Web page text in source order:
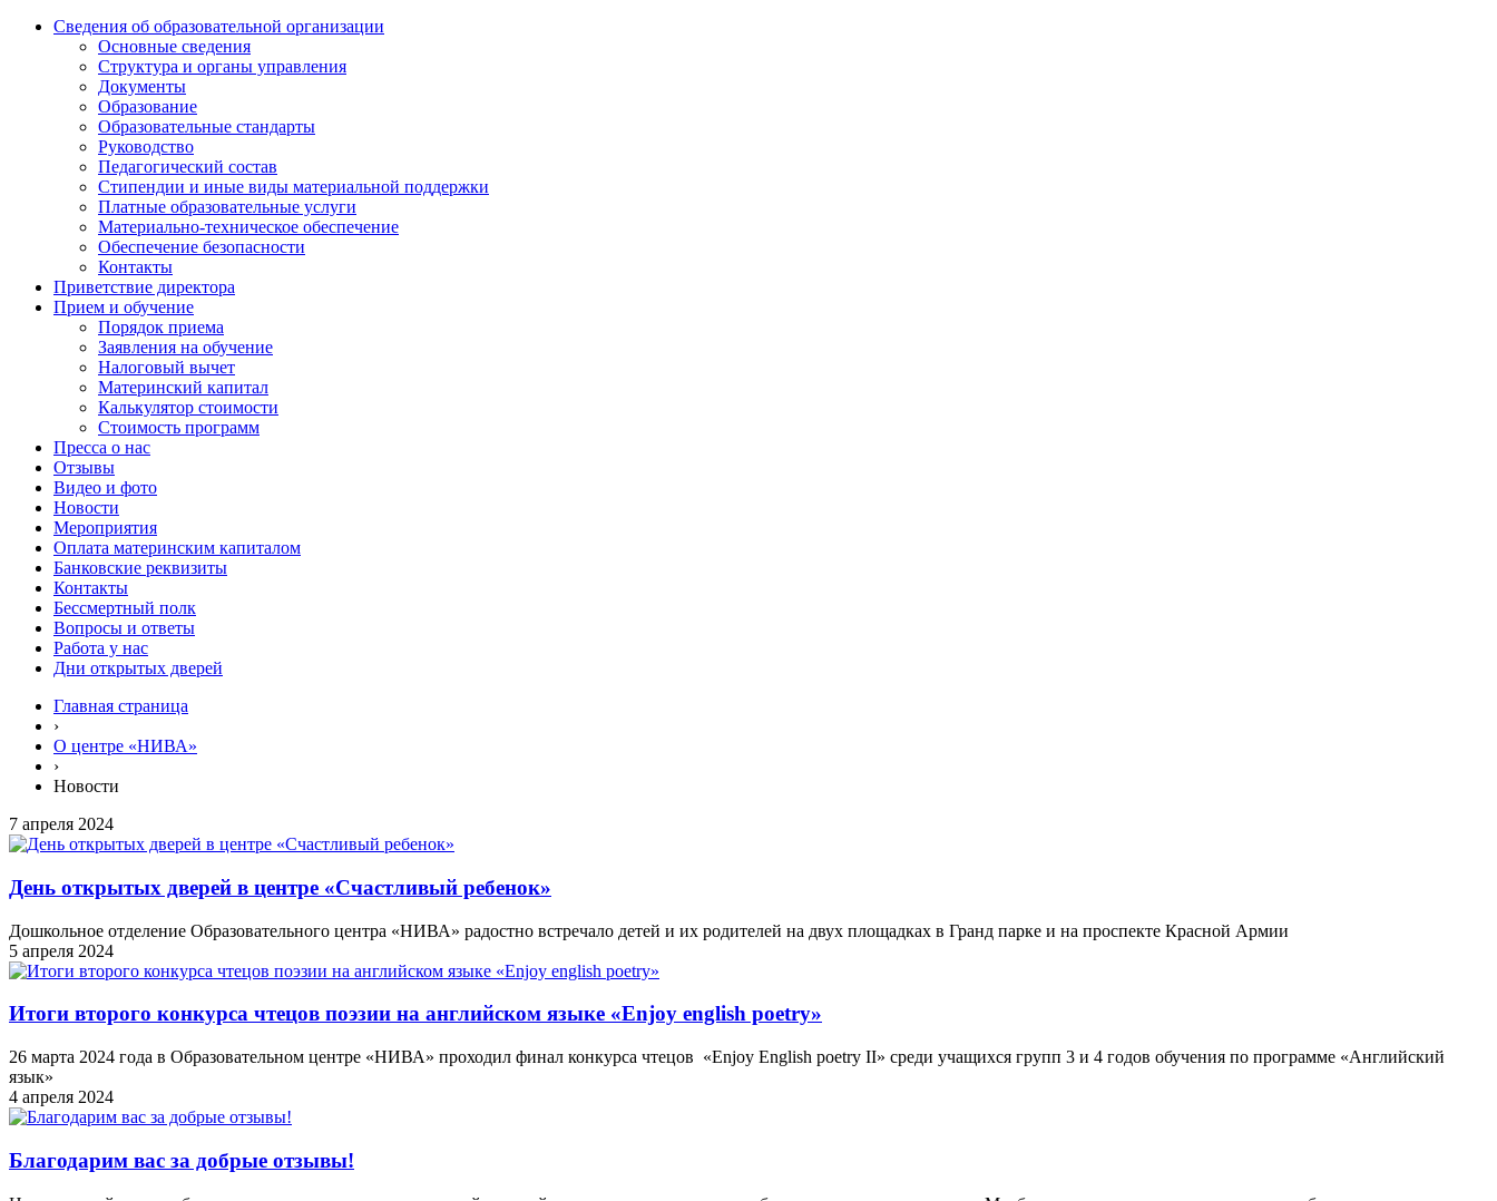
Сведения об образовательной организации
Основные сведения
Структура и органы управления
Документы
Образование
Образовательные стандарты
Руководство
Педагогический состав
Стипендии и иные виды материальной поддержки
Платные образовательные услуги
Материально-техническое обеспечение
Обеспечение безопасности
Контакты
Приветствие директора
Прием и обучение
Порядок приема
Заявления на обучение
Налоговый вычет
Материнский капитал
Калькулятор стоимости
Стоимость программ
Пресса о нас
Отзывы
Видео и фото
Новости
Мероприятия
Оплата материнским капиталом
Банковские реквизиты
Контакты
Бессмертный полк
Вопросы и ответы
Работа у нас
Дни открытых дверей
Главная страница
›
О центре «НИВА»
›
Новости
7 апреля 2024
День открытых дверей в центре «Счастливый ребенок»
Дошкольное отделение Образовательного центра «НИВА» радостно встречало детей и их родителей на двух площадках в Гранд парке и на проспекте Красной Армии
5 апреля 2024
Итоги второго конкурса чтецов поэзии на английском языке «Enjoy english poetry»
26 марта 2024 года в Образовательном центре «НИВА» проходил финал конкурса чтецов «Enjoy English poetry II» среди учащихся групп 3 и 4 годов обучения по программе «Английский
язык»
4 апреля 2024
Благодарим вас за добрые отзывы!